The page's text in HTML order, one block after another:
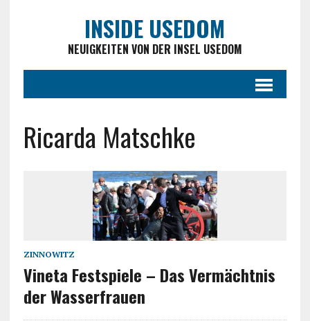
INSIDE USEDOM
NEUIGKEITEN VON DER INSEL USEDOM
Ricarda Matschke
ZINNOWITZ
Vineta Festspiele – Das Vermächtnis
der Wasserfrauen